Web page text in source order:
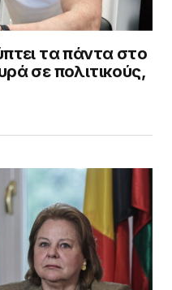
τα πάντα στο
σε πολιτικούς,